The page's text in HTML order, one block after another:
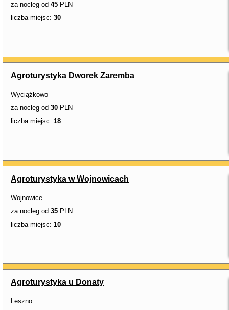
za nocleg od 45 PLN
liczba miejsc: 30
Agroturystyka Dworek Zaremba
Wyciążkowo
za nocleg od 30 PLN
liczba miejsc: 18
Agroturystyka w Wojnowicach
Wojnowice
za nocleg od 35 PLN
liczba miejsc: 10
Agroturystyka u Donaty
Leszno